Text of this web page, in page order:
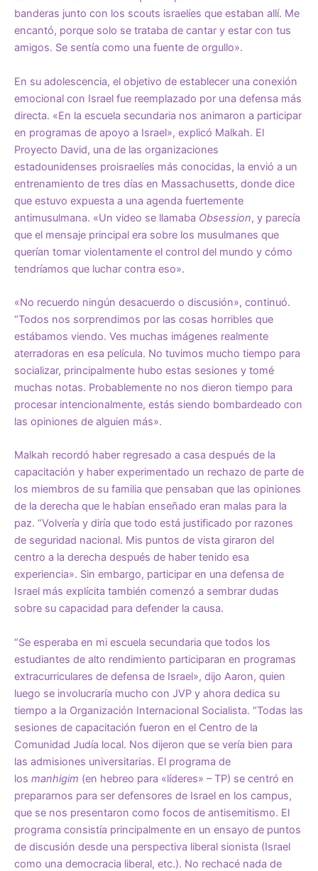
banderas junto con los scouts israelíes que estaban allí. Me
encantó, porque solo se trataba de cantar y estar con tus
amigos. Se sentía como una fuente de orgullo».
En su adolescencia, el objetivo de establecer una conexión
emocional con Israel fue reemplazado por una defensa más
directa. «En la escuela secundaria nos animaron a participar
en programas de apoyo a Israel», explicó Malkah. El
Proyecto David, una de las organizaciones
estadounidenses proisraelíes más conocidas, la envió a un
entrenamiento de tres días en Massachusetts, donde dice
que estuvo expuesta a una agenda fuertemente
antimusulmana. «Un video se llamaba Obsession, y parecía
que el mensaje principal era sobre los musulmanes que
querían tomar violentamente el control del mundo y cómo
tendríamos que luchar contra eso».
«No recuerdo ningún desacuerdo o discusión», continuó.
“Todos nos sorprendimos por las cosas horribles que
estábamos viendo. Ves muchas imágenes realmente
aterradoras en esa película. No tuvimos mucho tiempo para
socializar, principalmente hubo estas sesiones y tomé
muchas notas. Probablemente no nos dieron tiempo para
procesar intencionalmente, estás siendo bombardeado con
las opiniones de alguien más».
Malkah recordó haber regresado a casa después de la
capacitación y haber experimentado un rechazo de parte de
los miembros de su familia que pensaban que las opiniones
de la derecha que le habían enseñado eran malas para la
paz. “Volvería y diría que todo está justificado por razones
de seguridad nacional. Mis puntos de vista giraron del
centro a la derecha después de haber tenido esa
experiencia». Sin embargo, participar en una defensa de
Israel más explícita también comenzó a sembrar dudas
sobre su capacidad para defender la causa.
“Se esperaba en mi escuela secundaria que todos los
estudiantes de alto rendimiento participaran en programas
extracurriculares de defensa de Israel», dijo Aaron, quien
luego se involucraría mucho con JVP y ahora dedica su
tiempo a la Organización Internacional Socialista. “Todas las
sesiones de capacitación fueron en el Centro de la
Comunidad Judía local. Nos dijeron que se vería bien para
las admisiones universitarias. El programa de
los manhigim (en hebreo para «líderes» – TP) se centró en
prepararnos para ser defensores de Israel en los campus,
que se nos presentaron como focos de antisemitismo. El
programa consistía principalmente en un ensayo de puntos
de discusión desde una perspectiva liberal sionista (Israel
como una democracia liberal, etc.). No rechacé nada de